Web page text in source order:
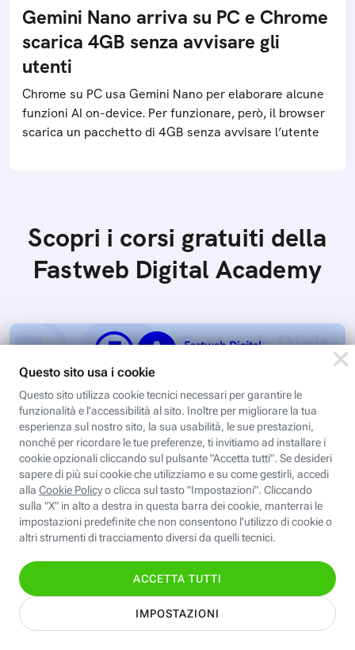
Gemini Nano arriva su PC e Chrome
scarica 4GB senza avvisare gli
utenti
Chrome su PC usa Gemini Nano per elaborare alcune
funzioni AI on-device. Per funzionare, però, il browser
scarica un pacchetto di 4GB senza avvisare l’utente
Scopri i corsi gratuiti della
Fastweb Digital Academy
Valentina CAD: Dettaglio e stampa
cartamodelli
Dal file al tessuto è il passaggio che ci porta al
completamento del processo di progettazione di
cartamodelli digitali e parametrici.Approfondisci
e…
Iscriviti